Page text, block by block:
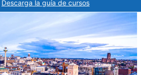
Descarga la guía de cursos